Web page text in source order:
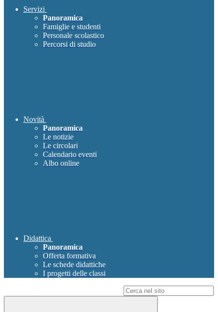
Servizi
Panoramica
Famiglie e studenti
Personale scolastico
Percorsi di studio
Novità
Panoramica
Le notizie
Le circolari
Calendario eventi
Albo online
Didattica
Panoramica
Offerta formativa
Le schede didattiche
I progetti delle classi